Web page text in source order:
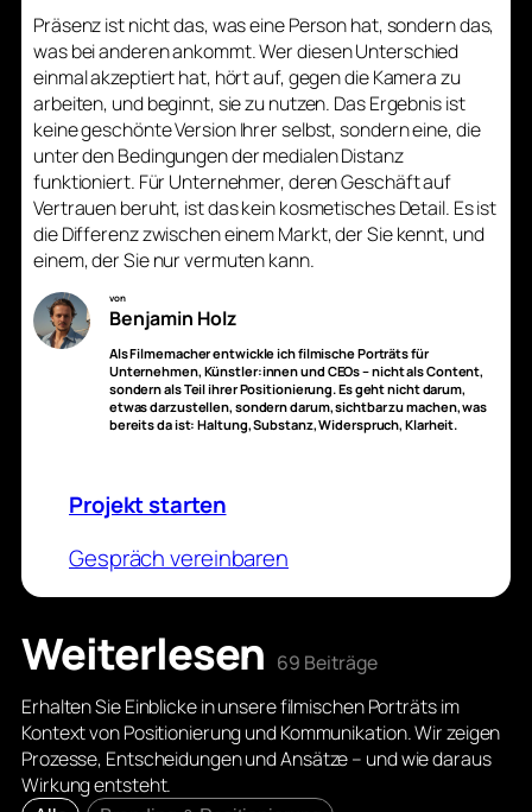
Präsenz ist nicht das, was eine Person hat, sondern das,
was bei anderen ankommt. Wer diesen Unterschied
einmal akzeptiert hat, hört auf, gegen die Kamera zu
arbeiten, und beginnt, sie zu nutzen. Das Ergebnis ist
keine geschönte Version Ihrer selbst, sondern eine, die
unter den Bedingungen der medialen Distanz
funktioniert. Für Unternehmer, deren Geschäft auf
Vertrauen beruht, ist das kein kosmetisches Detail. Es ist
die Differenz zwischen einem Markt, der Sie kennt, und
einem, der Sie nur vermuten kann.
von
Benjamin Holz
Als Filmemacher entwickle ich filmische Porträts für
Unternehmen, Künstler:innen und CEOs – nicht als Content,
sondern als Teil ihrer Positionierung. Es geht nicht darum,
etwas darzustellen, sondern darum, sichtbar zu machen, was
bereits da ist: Haltung, Substanz, Widerspruch, Klarheit.
Projekt starten
Gespräch vereinbaren
Weiterlesen 69 Beiträge
Erhalten Sie Einblicke in unsere filmischen Porträts im
Kontext von Positionierung und Kommunikation. Wir zeigen
Prozesse, Entscheidungen und Ansätze – und wie daraus
Wirkung entsteht.